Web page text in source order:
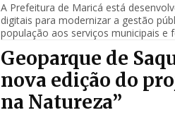
A Prefeitura de Maricá está
digitais para modernizar a gestão
população aos serviços municipais e
Geoparque de
nova edição do
na Natureza”